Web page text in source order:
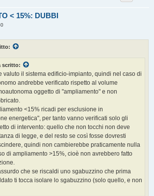
< 15%: DUBBI
scritto:
valuto il sistema edificio-impianto, quindi nel caso di
andrebbe verificato rispetto al volume
oggetto di "ampliamento" e non
<15% ricadi per esclusione in
energetica", per tanto vanno verificati solo gli
di intervento: quello che non tocchi non deve
di legge, e del resto se così fosse dovresti
quindi non cambierebbe praticamente nulla
di ampliamento >15%, cioè non avrebbero fatto
che se riscaldi uno sgabuzzino che prima
ti tocca isolare lo sgabuzzino (solo quello, e non